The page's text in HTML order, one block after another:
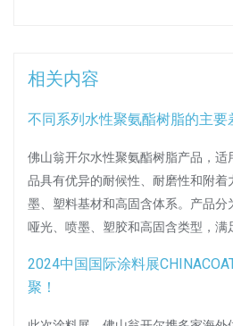
相关内容
不同系列水性聚氨酯树脂的主要
佛山翁开尔水性聚氨酯树脂产品，
品具有优异的耐候性、耐磨性和附着
墨、塑料基材和高固含体系。产品分
哑光、喷墨、塑胶和高固含类型，满
2024中国国际涂料展
聚！